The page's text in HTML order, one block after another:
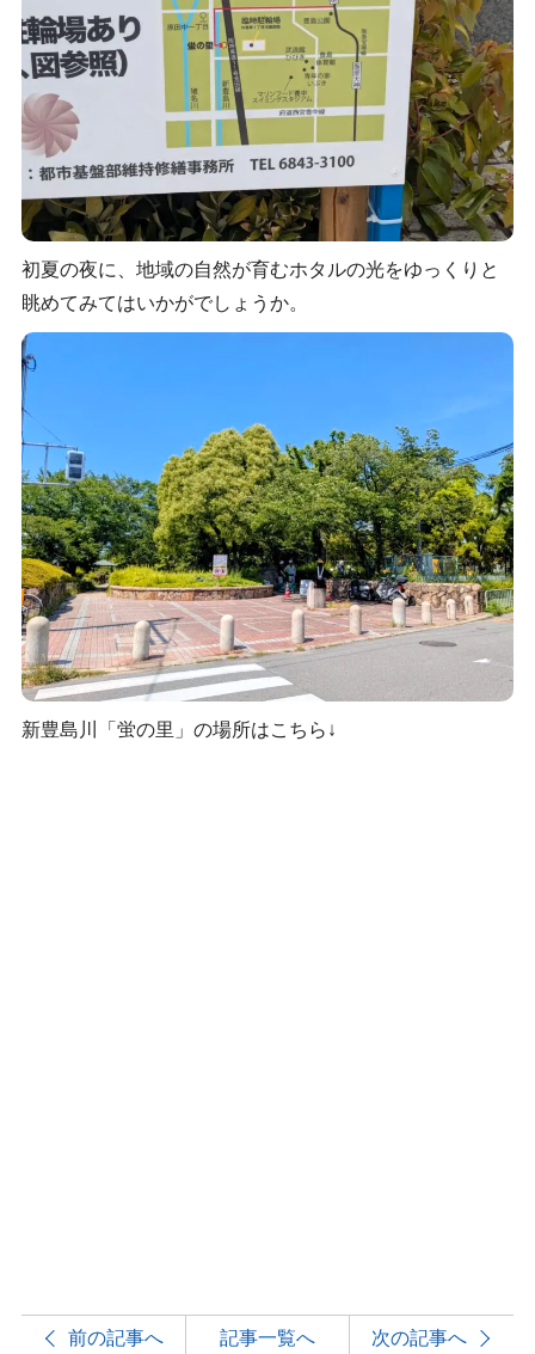
初夏の夜に、地域の自然が育むホタルの光をゆっくりと
眺めてみてはいかがでしょうか。
新豊島川「蛍の里」の場所はこちら↓
前の記事へ 記事一覧へ 次の記事へ